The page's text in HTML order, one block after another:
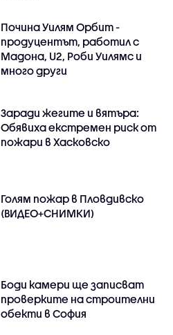
Почина Уилям Орбит -
продуцентът, работил с
Мадона, U2, Роби Уилямс и
много други
Заради жегите и вятъра:
Обявиха екстремен риск от
пожари в Хасковско
Голям пожар в Пловдивско
(ВИДЕО+СНИМКИ)
Боди камери ще записват
проверките на строителни
обекти в София